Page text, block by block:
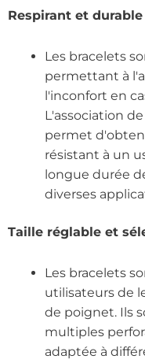
Respirant et durable
Les bracelets
permettant à
l'inconfort en
L'association
permet
résistant à un
longue durée
diverses
Taille réglable et
Les bracelets
utilisateurs de
de poignet. Ils
multiples
adaptée à